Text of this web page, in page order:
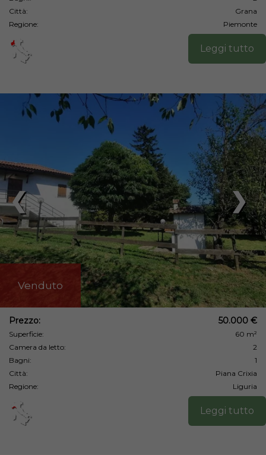
Città:
Grana
Regione:
Piemonte
Leggi tutto
❯
❮
Venduto
Prezzo: 50.000 €
Superficie:
60 m²
Camera da letto:
2
Bagni:
1
Città:
Piana Crixia
Regione:
Liguria
Leggi tutto